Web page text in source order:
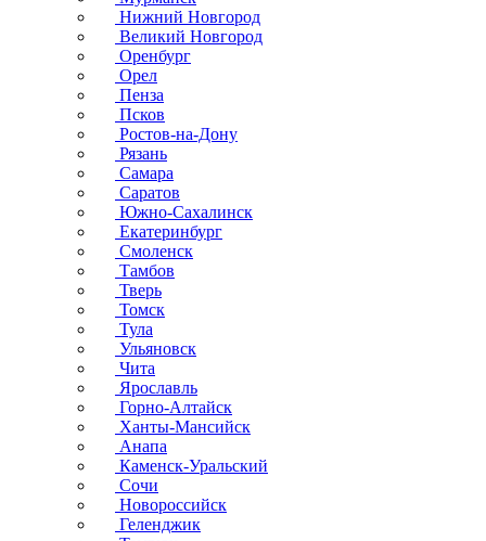
Нижний Новгород
Великий Новгород
Оренбург
Орел
Пенза
Псков
Ростов-на-Дону
Рязань
Самара
Саратов
Южно-Сахалинск
Екатеринбург
Смоленск
Тамбов
Тверь
Томск
Тула
Ульяновск
Чита
Ярославль
Горно-Алтайск
Ханты-Мансийск
Анапа
Каменск-Уральский
Сочи
Новороссийск
Геленджик